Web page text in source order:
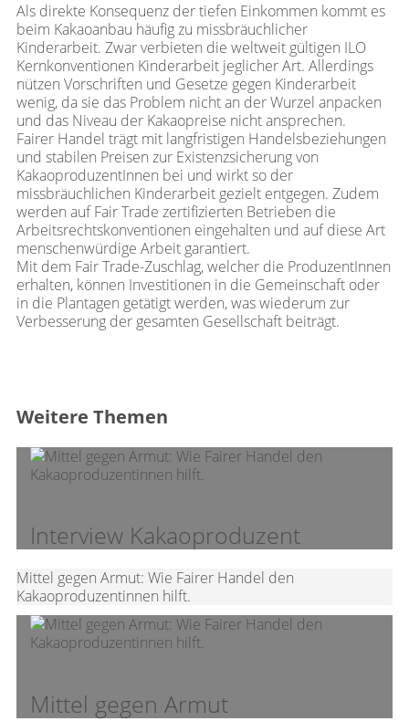
Als direkte Konsequenz der tiefen Einkommen kommt es
beim Kakaoanbau häufig zu missbräuchlicher
Kinderarbeit. Zwar verbieten die weltweit gültigen ILO
Kernkonventionen Kinderarbeit jeglicher Art. Allerdings
nützen Vorschriften und Gesetze gegen Kinderarbeit
wenig, da sie das Problem nicht an der Wurzel anpacken
und das Niveau der Kakaopreise nicht ansprechen.
Fairer Handel trägt mit langfristigen Handelsbeziehungen
und stabilen Preisen zur Existenzsicherung von
KakaoproduzentInnen bei und wirkt so der
missbräuchlichen Kinderarbeit gezielt entgegen. Zudem
werden auf Fair Trade zertifizierten Betrieben die
Arbeitsrechtskonventionen eingehalten und auf diese Art
menschenwürdige Arbeit garantiert.
Mit dem Fair Trade-Zuschlag, welcher die ProduzentInnen
erhalten, können Investitionen in die Gemeinschaft oder
in die Plantagen getätigt werden, was wiederum zur
Verbesserung der gesamten Gesellschaft beiträgt.
Weitere Themen
Interview Kakaoproduzent
Mittel gegen Armut: Wie Fairer Handel den
Kakaoproduzentinnen hilft.
Mittel gegen Armut